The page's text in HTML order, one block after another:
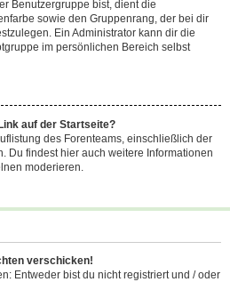
Benutzergruppe bist, dient die
sowie den Gruppenrang, der bei dir
Ein Administrator kann dir die
im persönlichen Bereich selbst
auf der Startseite?
des Forenteams, einschließlich der
Du findest hier auch weitere Informationen
moderieren.
verschicken!
Entweder bist du nicht registriert und / oder